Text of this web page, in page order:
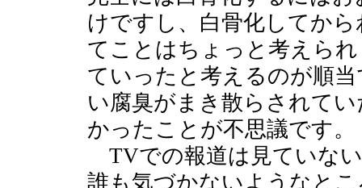
けですし、白骨化してか
てことはちょっと考えら
ていったと考えるのが順
い腐臭がまき散らされて
かったことが不思議です。
TVでの報道は見ていな
誰も気づかないようなと